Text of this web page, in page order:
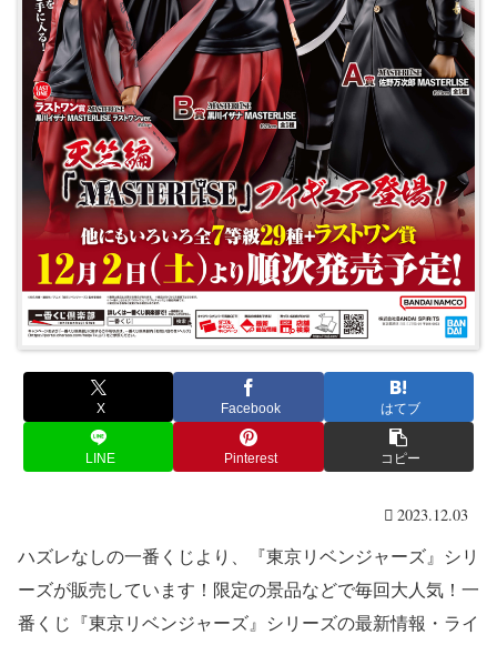
X Facebook はてブ
LINE Pinterest コピー
2023.12.03
ハズレなしの一番くじより、『東京リベンジャーズ』シリ
ーズが販売しています！限定の景品などで毎回大人気！一
番くじ『東京リベンジャーズ』シリーズの最新情報・ライ